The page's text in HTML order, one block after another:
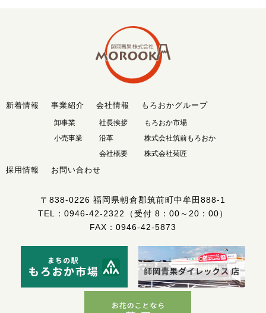
新着情報 事業紹介
卸事業
小売事業
会社情報
社長挨拶
沿革
会社概要
もろおかグループ
もろおか市場
株式会社筑前もろおか
株式会社菊匠
採用情報 お問い合わせ
〒838-0226福岡県朝倉郡筑前町中牟田888-1
TEL： 0946-42-2322
（受付 8：00～20：00）
FAX：0946-42-5873